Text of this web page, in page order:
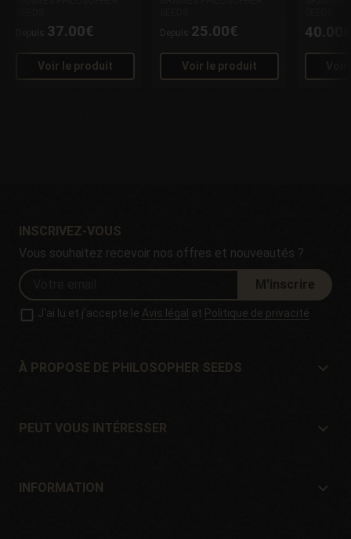
37.00€
Voir le produit
Depuis 25.00€
Voir le produit
40.00€
INSCRIVEZ-VOUS
Vous souhaitez recevoir nos offres et nouveautés ?
M'inscrire
J'ai lu et j'accepte le Avis légal at Politique de privacité
À PROPOSE DE PHILOSOPHER SEEDS
Situation et contact
PEUT VOUS INTÉRESSER
Offres
INFORMATION